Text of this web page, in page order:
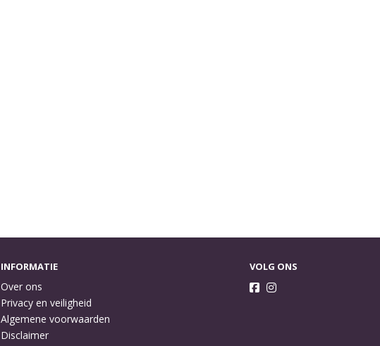
INFORMATIE
Over ons
Privacy en veiligheid
Algemene voorwaarden
Disclaimer
VOLG ONS